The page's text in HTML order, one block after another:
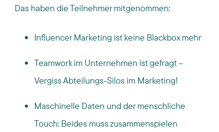
Das haben die Teilnehmer mitgenommen:
Influencer Marketing ist keine Blackbox mehr
Teamwork im Unternehmen ist gefragt –
Vergiss Abteilungs-Silos im Marketing!
Maschinelle Daten und der menschliche
Touch: Beides muss zusammenspielen